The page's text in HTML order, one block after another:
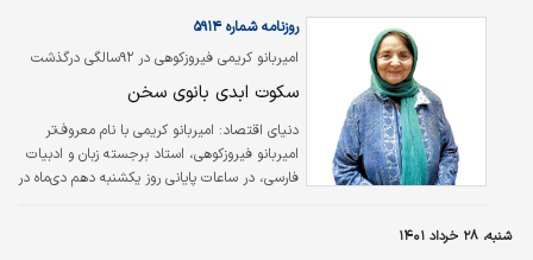
امیربانو کریمی فیروزکوهی در ۹۲سالگی درگذشت
روزنامه شماره ۵۹۱۴
سکوت ابدی بانوی سخن
دنیای اقتصاد: امیربانو کریمی با نام معروف‌تر
امیربانو فیروزکوهی، استاد برجسته زبان و ادبیات
فارسی، در ساعات پایانی روز یکشنبه دهم دی‌ماه در
شنبه، ۲۸ خرداد ۱۴۰۱